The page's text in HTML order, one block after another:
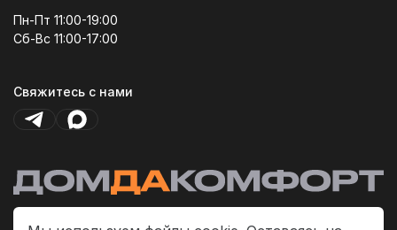
Пн-Пт 11:00-19:00
Сб-Вс 11:00-17:00
Свяжитесь с нами